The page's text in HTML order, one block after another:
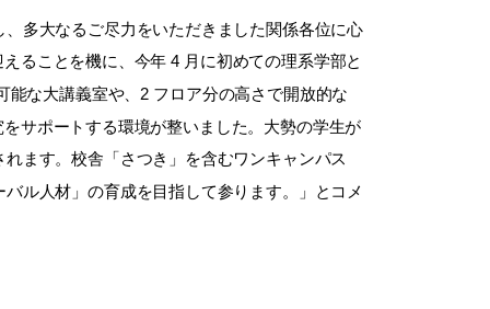
多大なるご尽力をいただきました関係各位に心
ることを機に、今年 4 月に初めての理系学部と
な大講義室や、2 フロア分の高さで開放的な
サポートする環境が整いました。大勢の学生が
ます。校舎「さつき」を含むワンキャンパス
ル人材」の育成を目指して参ります。」とコメ